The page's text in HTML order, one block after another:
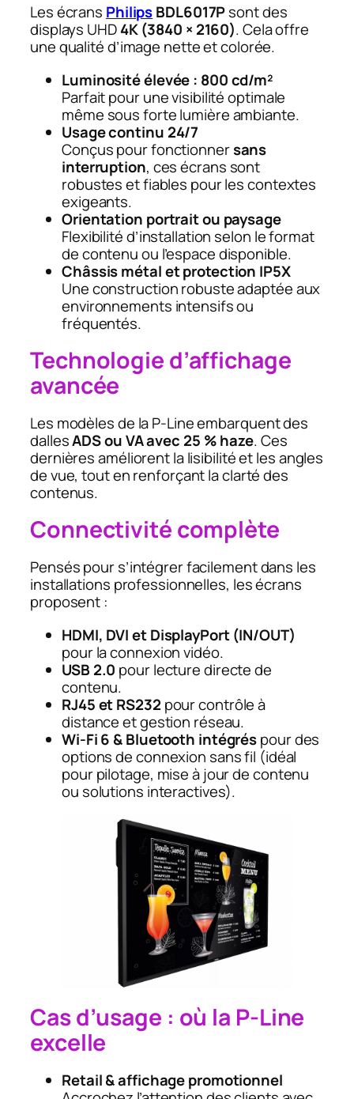
Les écrans PhilipsBDL6017Psont des
displays UHD4K (3840 × 2160). Cela offre
une qualité d’image nette et colorée.
Luminosité élevée : 800 cd/m²
Parfait pour une visibilité optimale
même sous forte lumière ambiante.
Usage continu 24/7
Conçus pour fonctionnersans
interruption, ces écrans sont
robustes et fiables pour les contextes
exigeants.
Orientation portrait ou paysage
Flexibilité d’installation selon le format
de contenu ou l’espace disponible.
Châssis métal et protection IP5X
Une construction robuste adaptée aux
environnements intensifs ou
fréquentés.
Technologie d’affichage
avancée
Les modèles de la P-Line embarquent des
dallesADS ou VA avec 25 % haze. Ces
dernières améliorent la lisibilité et les angles
de vue, tout en renforçant la clarté des
contenus.
Connectivité complète
Pensés pour s’intégrer facilement dans les
installations professionnelles, les écrans
proposent :
HDMI, DVI et DisplayPort (IN/OUT)
pour la connexion vidéo.
USB 2.0 pour lecture directe de
contenu.
RJ45 et RS232 pour contrôle à
distance et gestion réseau.
Wi-Fi 6 & Bluetooth intégréspour des
options de connexion sans fil (idéal
pour pilotage, mise à jour de contenu
ou solutions interactives).
Cas d’usage : où la P-Line
excelle
Retail & affichage promotionnel